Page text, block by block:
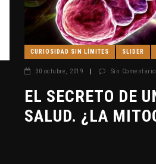
CURIOSIDAD SIN LÍMITES SLIDER
30 octubre, 2019 | Sin
EL SECRETO DE
SALUD. ¿LA